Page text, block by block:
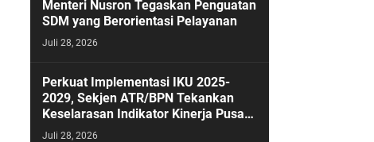
Menteri Nusron Tegaskan Penguatan
SDM yang Berorientasi Pelayanan
Juli 28, 2026
Perkuat Implementasi IKU 2025-
2029, Sekjen ATR/BPN Tekankan
Keselarasan Indikator Kinerja Pusat
dan Daerah
Juli 28, 2026